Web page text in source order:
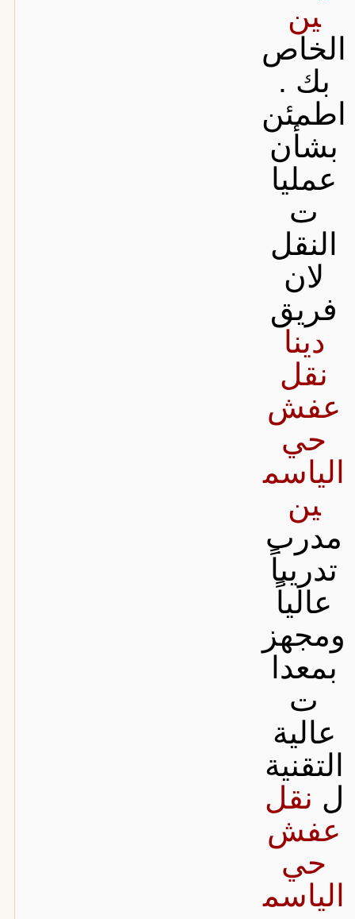
ين
الخاص
بك .
اطمئن
بشأن
عمليا
ت
النقل
لان
فريق
دينا
نقل
عفش
حي
الياسم
ين
مدرب
تدريباً
عالياً
ومجهز
بمعدا
ت
عالية
التقنية
ل نقل
عفش
حي
الياسم